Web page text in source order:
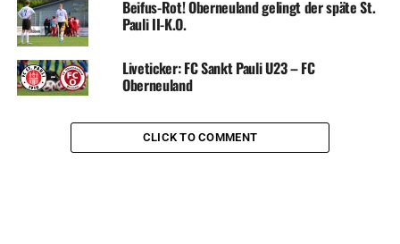
Beifus-Rot! Oberneuland gelingt der späte St.
Pauli II-K.O.
Liveticker: FC Sankt Pauli U23 – FC
Oberneuland
CLICK TO COMMENT